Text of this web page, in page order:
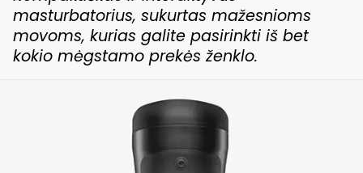
masturbatorius, sukurtas mažesnioms
movoms, kurias galite pasirinkti iš bet
kokio mėgstamo prekės ženklo.